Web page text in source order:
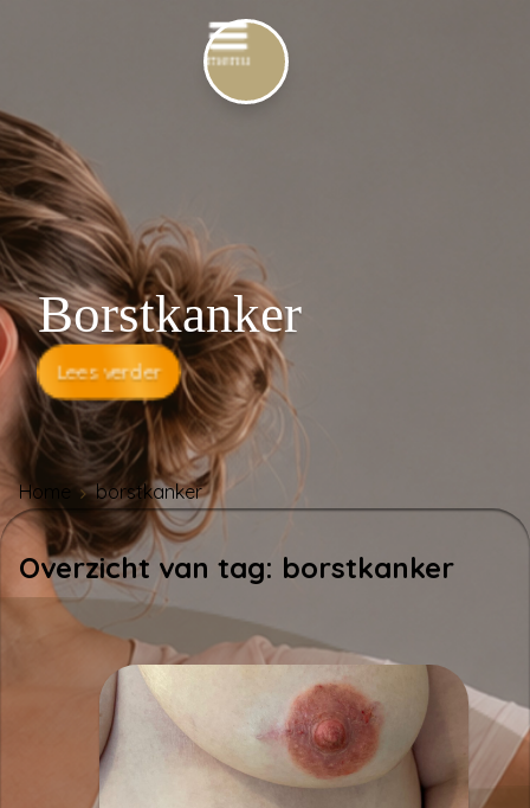
Borstkanker
Lees verder
Home borstkanker
Overzicht van tag: borstkanker